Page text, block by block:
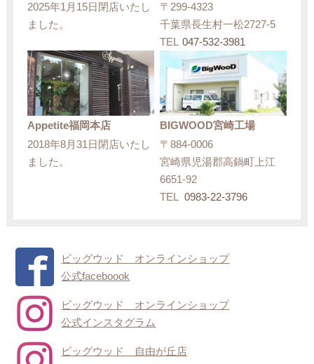
2025年1月15日閉店いたし
ました。
〒299-4323
千葉県長生村一松2727-5
TEL 047-532-3981
Appetite福岡本店
2018年8月31日閉店いたし
ました。
BIGWOOD宮崎工場
〒884-0006
宮崎県児湯郡高鍋町上江
6651-92
TEL
0983-22-3796
ビッグウッド オンラインショップ
公式faceboook
ビッグウッド オンラインショップ
公式インスタグラム
ビッグウッド 自由が丘店